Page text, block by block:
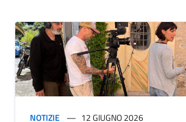
NOTIZIE 12 GIUGNO 2026